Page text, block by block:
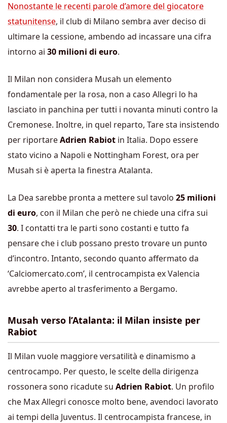
Nonostante le recenti parole d’amore del giocatore
statunitense, il club di Milano sembra aver deciso di
ultimare la cessione, ambendo ad incassare una cifra
intorno ai 30 milioni di euro.
Il Milan non considera Musah un elemento
fondamentale per la rosa, non a caso Allegri lo ha
lasciato in panchina per tutti i novanta minuti contro la
Cremonese. Inoltre, in quel reparto, Tare sta insistendo
per riportareAdrien Rabiot in Italia. Dopo essere
stato vicino a Napoli e Nottingham Forest, ora per
Musah si è aperta la finestra Atalanta.
La Dea sarebbe pronta a mettere sul tavolo 25 milioni
di euro, con il Milan che però ne chiede una cifra sui
30. I contatti tra le parti sono costanti e tutto fa
pensare che i club possano presto trovare un punto
d’incontro. Intanto, secondo quanto affermato da
‘Calciomercato.com’, il centrocampista ex Valencia
avrebbe aperto al trasferimento a Bergamo.
Musah verso l’Atalanta: il Milan insiste per
Rabiot
Il Milan vuole maggiore versatilità e dinamismo a
centrocampo. Per questo, le scelte della dirigenza
rossonera sono ricadute su Adrien Rabiot. Un profilo
che Max Allegri conosce molto bene, avendoci lavorato
ai tempi della Juventus. Il centrocampista francese, in